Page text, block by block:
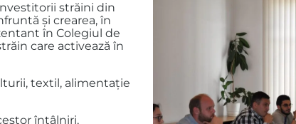
străini din
şi crearea, în
în Colegiul de
care activează în
textil, alimentaţie
întâlniri,